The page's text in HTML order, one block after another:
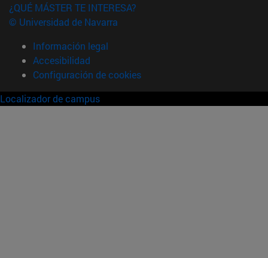
¿QUÉ MÁSTER TE INTERESA?
© Universidad de Navarra
Información legal
Accesibilidad
Configuración de cookies
Localizador de campus